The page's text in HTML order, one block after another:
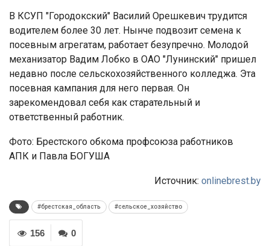
В КСУП "Городокский" Василий Орешкевич трудится
водителем более 30 лет. Нынче подвозит семена к
посевным агрегатам, работает безупречно. Молодой
механизатор Вадим Лобко в ОАО "Лунинский" пришел
недавно после сельскохозяйственного колледжа. Эта
посевная кампания для него первая. Он
зарекомендовал себя как старательный и
ответственный работник.
Фото: Брестского обкома профсоюза работников
АПК и Павла БОГУША
Источник: onlinebrest.by
#брестская_область #сельское_хозяйство
0
156